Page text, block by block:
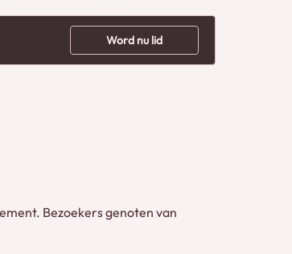
Word nu lid
Bezoekers genoten van